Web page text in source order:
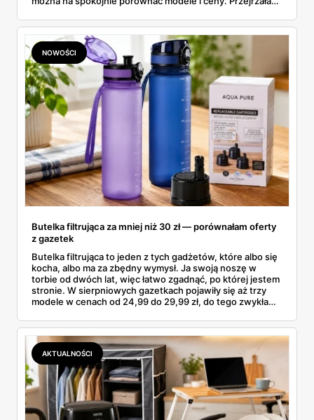
znalazłam, z cenami i terminami.
NOWOŚCI
Butelka filtrująca za mniej niż 30 zł — porównałam oferty
z gazetek
Butelka filtrująca to jeden z tych gadżetów, które albo się
kocha, albo ma za zbędny wymysł. Ja swoją noszę w
torbie od dwóch lat, więc łatwo zgadnąć, po której jestem
stronie. W sierpniowych gazetkach pojawiły się aż trzy
modele w cenach od 24,99 do 29,99 zł, do tego zwykła
wszystkie oferty i policzyłam, kiedy taki zakup faktycznie
się opłaca.
AKTUALNOŚCI